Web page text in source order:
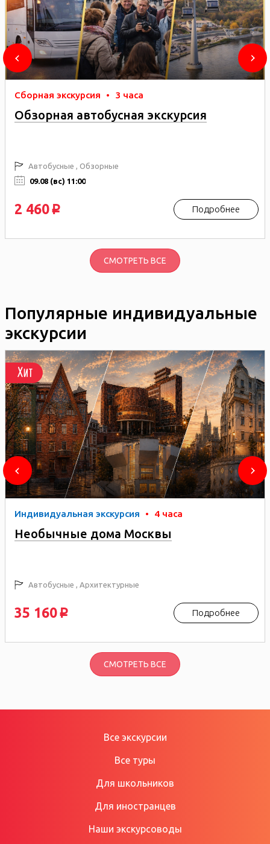
Сборная экскурсия • 3 часа
Обзорная автобусная экскурсия
Автобусные , Обзорные
09.08 (вс) 11:00
2 460 p Подробнее
СМОТРЕТЬ ВСЕ
Популярные индивидуальные
экскурсии
Хит
Индивидуальная экскурсия • 4 часа
Необычные дома Москвы
Автобусные , Архитектурные
35 160 p Подробнее
СМОТРЕТЬ ВСЕ
Все экскурсии
Все туры
Для школьников
Для иностранцев
Наши экскурсоводы